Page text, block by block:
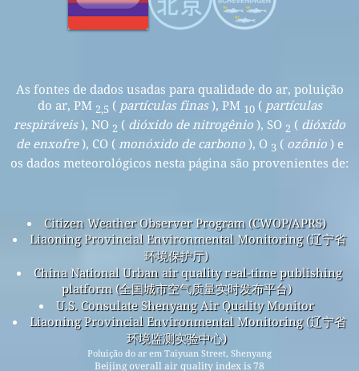
As fontes de dados usadas para qualidade do ar, poluição
do ar, PM 2,5 ( partículas finas), PM 10( partículas
respiráveis), NO 2 ( dióxido de nitrogênio ), SO 2 ( dióxido
de enxofre), CO ( monóxido de carbono), O 3 ( ozônio) e
os dados meteorológicos nesta página são provenientes de:
Citizen Weather Observer Program (CWOP/APRS)
Liaoning Provincial Environmental Monitoring (辽宁省
环境保护厅)
China National Urban air quality real-time publishing
platform (全国城市空气质量实时发布平台)
U.S. Consulate Shenyang Air Quality Monitor
Liaoning Provincial Environmental Monitoring (辽宁省
环境监测实验中心)
Poluição do ar em Taiyuan Street, Shenyang
Beijing overall air quality index is 78